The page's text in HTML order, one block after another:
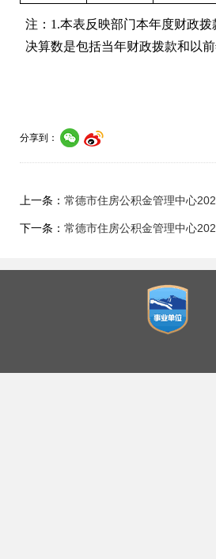
注：1.本表反映部门本年度财政
决算数是包括当年财政拨款和以
分享到：
上一条： 常德市住房公积金管理中心
下一条： 常德市住房公积金管理中心